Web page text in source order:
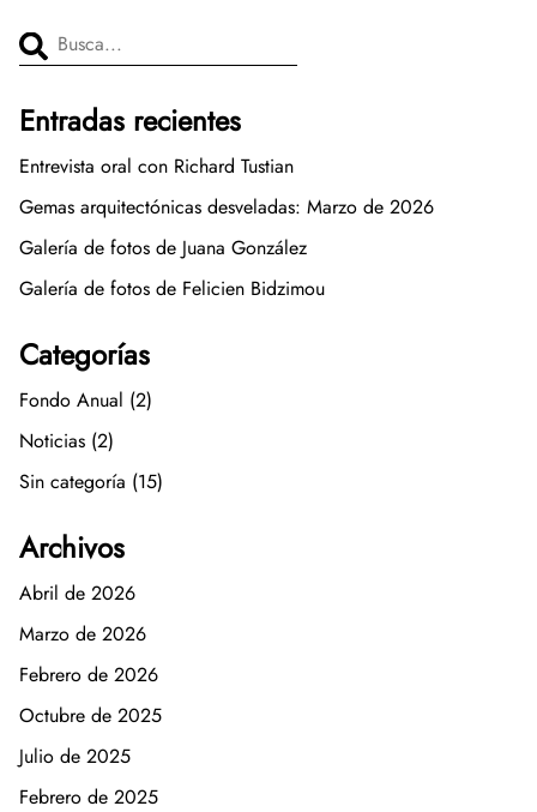
Buscar...
Entradas recientes
Entrevista oral con Richard Tustian
Gemas arquitectónicas desveladas: Marzo de 2026
Galería de fotos de Juana González
Galería de fotos de Felicien Bidzimou
Categorías
Fondo Anual (2)
Noticias (2)
Sin categoría (15)
Archivos
Abril de 2026
Marzo de 2026
Febrero de 2026
Octubre de 2025
Julio de 2025
Febrero de 2025